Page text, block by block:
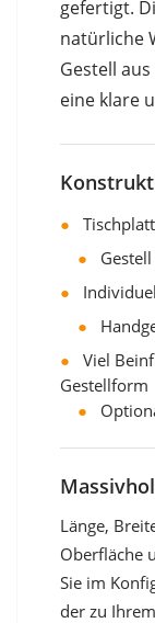
gefertigt.
natürliche
Gestell
eine klare
●
●
●
●
●
Viel
Gestellform
●
Länge,
Oberfläche
Sie im
der zu